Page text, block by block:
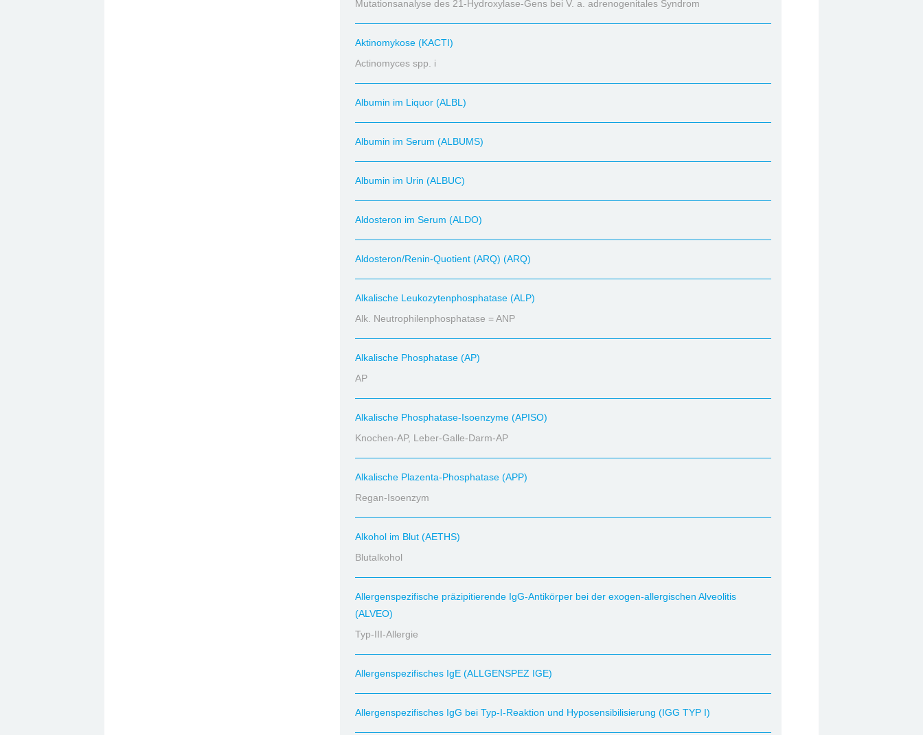
Mutationsanalyse des 21-Hydroxylase-Gens bei V. a. adrenogenitales Syndrom
Aktinomykose (KACTI)
Actinomyces spp. i
Albumin im Liquor (ALBL)
Albumin im Serum (ALBUMS)
Albumin im Urin (ALBUC)
Aldosteron im Serum (ALDO)
Aldosteron/Renin-Quotient (ARQ) (ARQ)
Alkalische Leukozytenphosphatase (ALP)
Alk. Neutrophilenphosphatase = ANP
Alkalische Phosphatase (AP)
AP
Alkalische Phosphatase-Isoenzyme (APISO)
Knochen-AP, Leber-Galle-Darm-AP
Alkalische Plazenta-Phosphatase (APP)
Regan-Isoenzym
Alkohol im Blut (AETHS)
Blutalkohol
Allergenspezifische präzipitierende IgG-Antikörper bei der exogen-allergischen Alveolitis
(ALVEO)
Typ-III-Allergie
Allergenspezifisches IgE (ALLGENSPEZ IGE)
Allergenspezifisches IgG bei Typ-I-Reaktion und Hyposensibilisierung (IGG TYP I)